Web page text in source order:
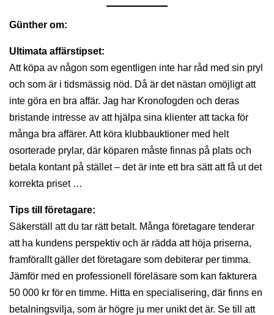
Günther om:
Ultimata affärstipset:
Att köpa av någon som egentligen inte har råd med sin pryl
och som är i tidsmässig nöd. Då är det nästan omöjligt att
inte göra en bra affär. Jag har Kronofogden och deras
bristande intresse av att hjälpa sina klienter att tacka för
många bra affärer. Att köra klubbauktioner med helt
osorterade prylar, där köparen måste finnas på plats och
betala kontant på stället – det är inte ett bra sätt att få ut det
korrekta priset …
Tips till företagare:
Säkerställ att du tar rätt betalt. Många företagare tenderar
att ha kundens perspektiv och är rädda att höja priserna,
framförallt gäller det företagare som debiterar per timma.
Jämför med en professionell föreläsare som kan fakturera
50 000 kr för en timme. Hitta en specialisering, där finns en
betalningsvilja, som är högre ju mer unikt det är. Se till att